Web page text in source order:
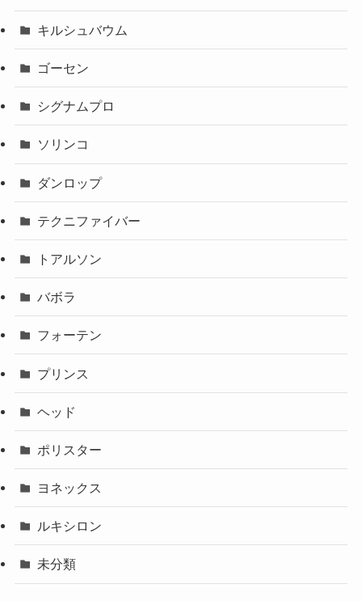
キルシュバウム
ゴーセン
シグナムプロ
ソリンコ
ダンロップ
テクニファイバー
トアルソン
バボラ
フォーテン
プリンス
ヘッド
ポリスター
ヨネックス
ルキシロン
未分類